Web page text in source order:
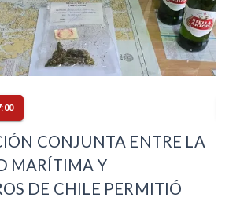
CONJUNTA ENTRE LA
MARÍTIMA Y
DE CHILE PERMITIÓ